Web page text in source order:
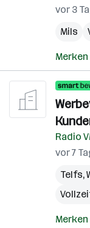
vor 3
Mils
Merken
Radio
vor 7
Telfs,
Merken